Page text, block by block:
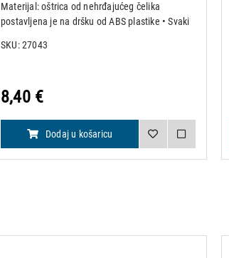
Materijal: oštrica od nehrđajućeg čelika
postavljena je na dršku od ABS plastike • Svaki
omotnicu sa sigurnosnom zaštitom za oštricu
SKU: 27043
8,40 €
Dodaj u košaricu